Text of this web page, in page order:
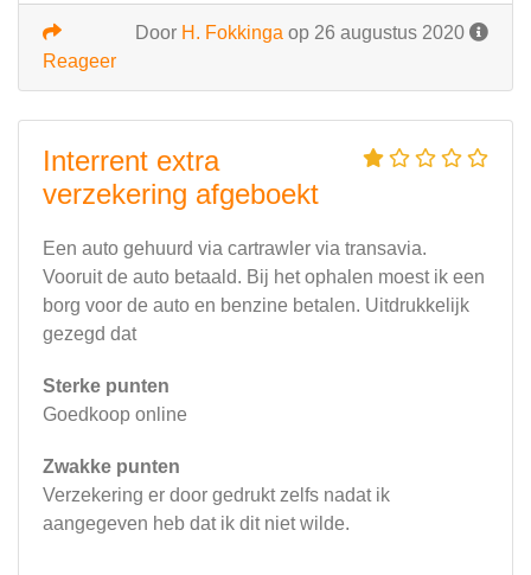
Door H. Fokkinga op 26 augustus 2020
Reageer
Interrent extra
verzekering afgeboekt
Een auto gehuurd via cartrawler via transavia.
Vooruit de auto betaald. Bij het ophalen moest ik een
borg voor de auto en benzine betalen. Uitdrukkelijk
gezegd dat
Sterke punten
Goedkoop online
Zwakke punten
Verzekering er door gedrukt zelfs nadat ik
aangegeven heb dat ik dit niet wilde.